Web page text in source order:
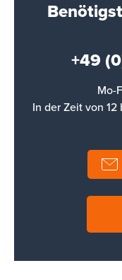
+49
Mo-
In der Zeit von